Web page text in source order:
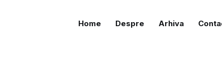
Home Despre Arhiva